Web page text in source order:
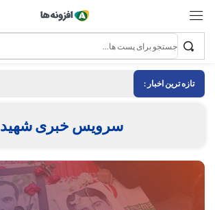
تازه ترین اخبار :
سرویس خبری شهید